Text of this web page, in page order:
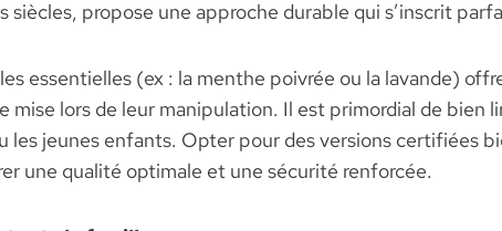
siècles, propose une approche durable qui s’inscrit
essentielles (ex : la menthe poivrée ou la lavande)
mise lors de leur manipulation. Il est primordial de bien
les jeunes enfants. Opter pour des versions certifiées
une qualité optimale et une sécurité renforcée.